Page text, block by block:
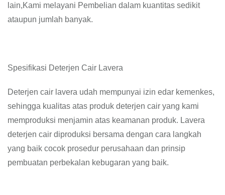
lain,Kami melayani Pembelian dalam kuantitas sedikit
ataupun jumlah banyak.
Spesifikasi Deterjen Cair Lavera
Deterjen cair lavera udah mempunyai izin edar kemenkes,
sehingga kualitas atas produk deterjen cair yang kami
memproduksi menjamin atas keamanan produk. Lavera
deterjen cair diproduksi bersama dengan cara langkah
yang baik cocok prosedur perusahaan dan prinsip
pembuatan perbekalan kebugaran yang baik.